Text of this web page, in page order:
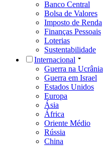
Banco Central
Bolsa de Valores
Imposto de Renda
Finanças Pessoais
Loterias
Sustentabilidade
Internacional
Guerra na Ucrânia
Guerra em Israel
Estados Unidos
Europa
Ásia
África
Oriente Médio
Rússia
China